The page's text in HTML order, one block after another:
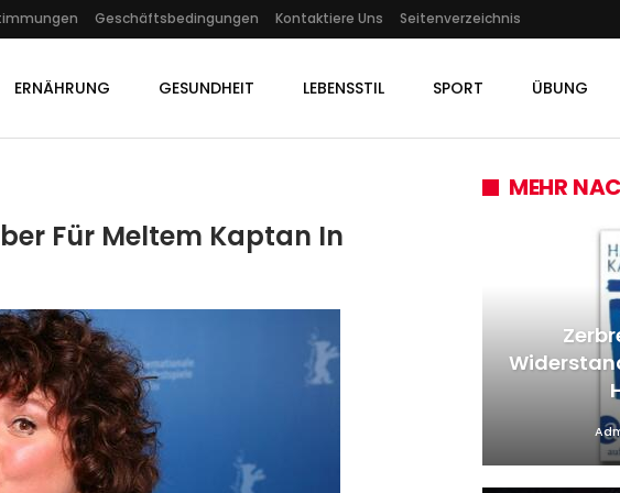
Geschäftsbedingungen Kontaktiere Uns Seitenverzeichnis
ERNÄHRUNG GESUNDHEIT LEBENSSTIL SPORT ÜBUNG
Für Meltem Kaptan In
MEHR
Richterin:
Luigi…
Zerbrechlichkeit Und
Widerstand: Die Südkoreanerin
Han Kang…